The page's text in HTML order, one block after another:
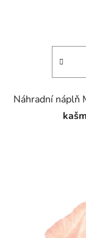
Náhradní náplň